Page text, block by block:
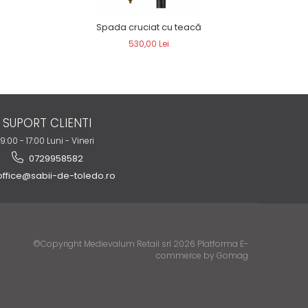
Spada cruciat cu teacă
530,00 Lei
SUPORT CLIENTI
9:00 - 17:00 Luni - Vineri
0729958582
de-toledo.ro
©Copyright Medievalum Retail srl 2026 Platforma E-
commerce by Gomag